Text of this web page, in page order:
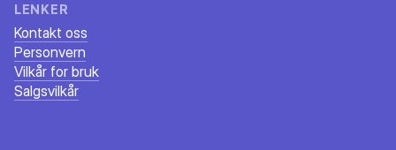
LENKER
Kontakt oss
Personvern
Vilkår for bruk
Salgsvilkår